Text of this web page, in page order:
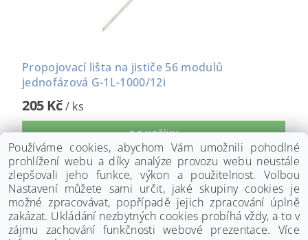
Propojovací lišta na jističe 56 modulů
jednofázová G-1L-1000/12i
205 Kč/ ks
Používáme cookies, abychom Vám umožnili pohodlné
prohlížení webu a díky analýze provozu webu neustále
zlepšovali jeho funkce, výkon a použitelnost. Volbou
Nastavení můžete sami určit, jaké skupiny cookies je
možné zpracovávat, popřípadě jejich zpracování úplně
zakázat. Ukládání nezbytných cookies probíhá vždy, a to v
zájmu zachování funkčnosti webové prezentace. Více